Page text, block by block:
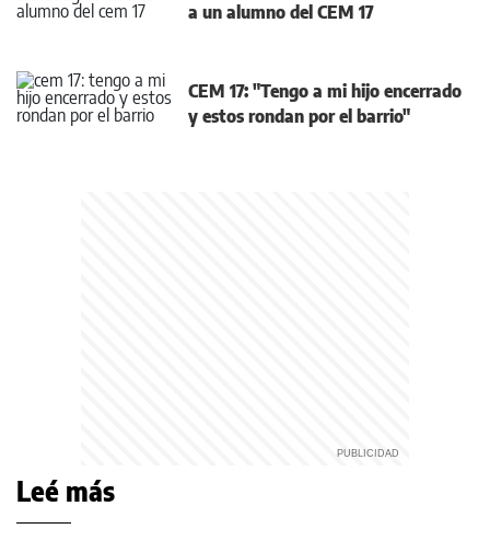
a un alumno del CEM 17
CEM 17: "Tengo a mi hijo encerrado
y estos rondan por el barrio"
Leé más